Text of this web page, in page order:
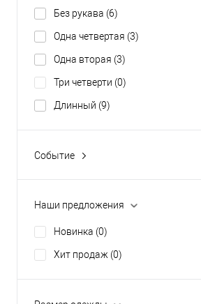
Без рукава (6)
Одна четвертая (3)
Одна вторая (3)
Три четверти (0)
Длинный (9)
Событие
На новоселье
На юбилей(0)
Наши предложения
Новинка (0)
Хит продаж (0)